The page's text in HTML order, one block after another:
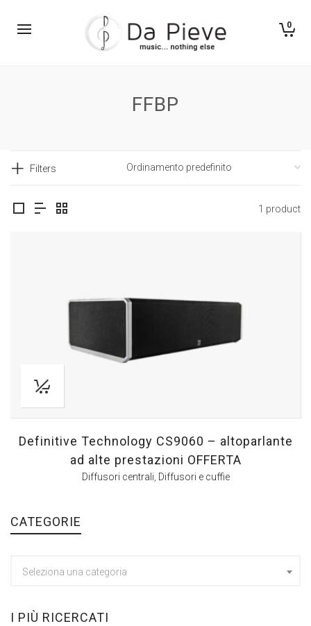
0
FFBP
Filters
1 product
Definitive Technology CS9060 – altoparlante
ad alte prestazioni OFFERTA
Diffusori centrali, Diffusori e cuffie
CATEGORIE
Seleziona una categoria
I PIÙ RICERCATI